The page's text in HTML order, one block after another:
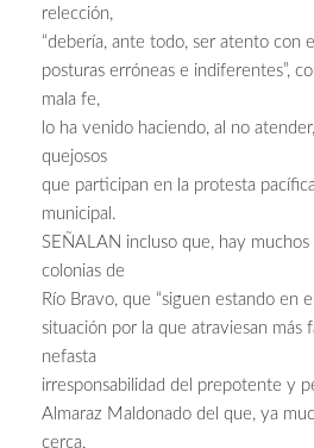
relección,
“debería, ante todo, ser atento con
posturas erróneas e indiferentes”,
mala fe,
lo ha venido haciendo, al no
quejosos
que participan en la protesta
municipal.
SEÑALAN incluso que, hay
colonias de
Río Bravo, que “siguen estando en
situación por la que atraviesan más
nefasta
irresponsabilidad del prepotente y
Almaraz Maldonado del que, ya
cerca,